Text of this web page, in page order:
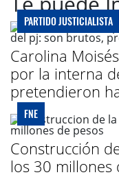
PARTIDO JUSTICIALISTA
Carolina
por la interna
pretendieron
FNE
Construcción
los 30 millones